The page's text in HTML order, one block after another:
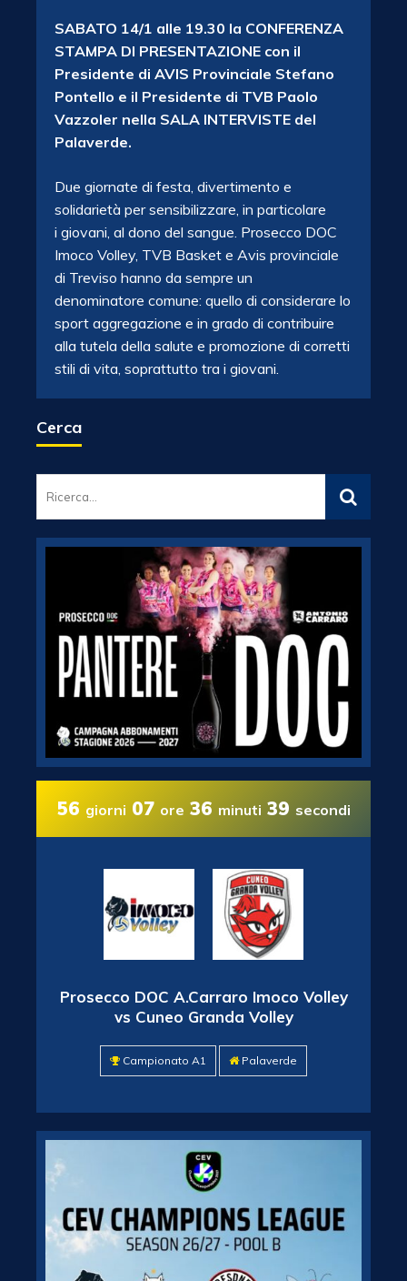
SABATO 14/1 alle 19.30 la CONFERENZA
STAMPA DI PRESENTAZIONE con il
Presidente di AVIS Provinciale Stefano
Pontello e il Presidente di TVB Paolo
Vazzoler nella SALA INTERVISTE del
Palaverde.
Due giornate di festa, divertimento e
solidarietà per sensibilizzare, in particolare
i giovani, al dono del sangue. Prosecco DOC
Imoco Volley, TVB Basket e Avis provinciale
di Treviso hanno da sempre un
denominatore comune: quello di considerare lo
sport aggregazione e in grado di contribuire
alla tutela della salute e promozione di corretti
stili di vita, soprattutto tra i giovani.
Cerca
56 giorni 07 ore 36 minuti 38 secondi
Prosecco DOC A.Carraro Imoco Volley
vs Cuneo Granda Volley
Campionato A1 Palaverde